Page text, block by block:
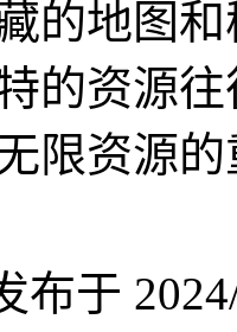
的地图
的资源
限资源
布于